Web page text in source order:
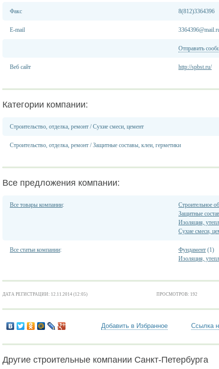
Факс 8(812)3364396
E-mail
Отправить
Веб сайт http://spbst.ru/
Категории компании:
Строительство, отделка, ремонт /Сухие смеси, цемент
Строительство, отделка, ремонт /Защитные составы, клеи, герметики
Все предложения компании:
Все товары компании:
Строительное
Защитные
Изоляция,
Сухие смеси,
Все статьи компании: Фундамент (1)
Изоляция,
ДАТА РЕГИСТРАЦИИ: 12.11.2014 (12:05) ПРОСМОТРОВ: 192
Добавить в Избранное Ссылка
Другие строительные компании Санкт-Петербурга